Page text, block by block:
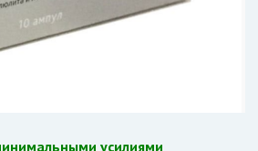
усилиями